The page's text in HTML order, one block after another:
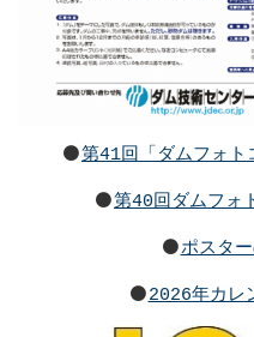
第41回「ダムフォ
第40回ダムフォ
ポスタ
2026年カレ